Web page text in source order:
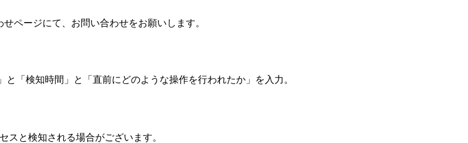
ページにて、お問い合わせをお願いします。
「検知時間」と「直前にどのような操作を行われたか」を入力。
と検知される場合がございます。